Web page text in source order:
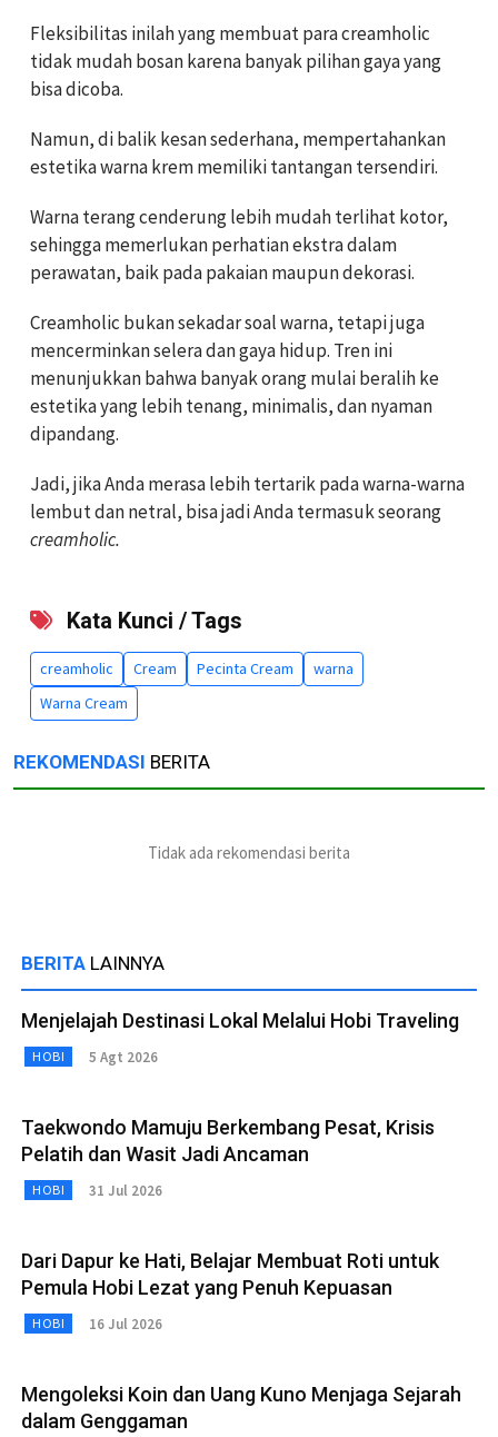
Fleksibilitas inilah yang membuat para creamholic
tidak mudah bosan karena banyak pilihan gaya yang
bisa dicoba.
Namun, di balik kesan sederhana, mempertahankan
estetika warna krem memiliki tantangan tersendiri.
Warna terang cenderung lebih mudah terlihat kotor,
sehingga memerlukan perhatian ekstra dalam
perawatan, baik pada pakaian maupun dekorasi.
Creamholic bukan sekadar soal warna, tetapi juga
mencerminkan selera dan gaya hidup. Tren ini
menunjukkan bahwa banyak orang mulai beralih ke
estetika yang lebih tenang, minimalis, dan nyaman
dipandang.
Jadi, jika Anda merasa lebih tertarik pada warna-warna
lembut dan netral, bisa jadi Anda termasuk seorang
creamholic.
Kata Kunci / Tags
creamholic Cream Pecinta Cream
warna
Warna Cream
REKOMENDASI BERITA
Tidak ada rekomendasi berita
BERITA LAINNYA
Menjelajah Destinasi Lokal Melalui Hobi Traveling
HOBI 5 Agt 2026
Taekwondo Mamuju Berkembang Pesat, Krisis
Pelatih dan Wasit Jadi Ancaman
HOBI 31 Jul 2026
Dari Dapur ke Hati, Belajar Membuat Roti untuk
Pemula Hobi Lezat yang Penuh Kepuasan
HOBI 16 Jul 2026
Mengoleksi Koin dan Uang Kuno Menjaga Sejarah
dalam Genggaman